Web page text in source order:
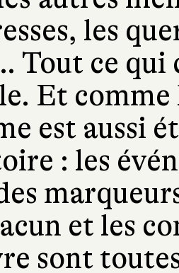
les
Tout ce qui
Et
est aussi
: les
et les
sont